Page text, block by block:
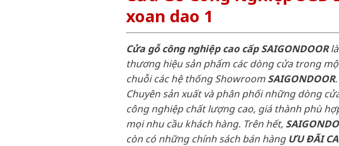
xoan dao 1
Cửa gỗ công nghiệp cao cấp SAIGONDOORlà
thương hiệu sản phẩm các dòng cửa trong
chuỗi các hệ thống ShowroomSAIGONDOOR.
Chuyên sản xuất và phân phối những dòng
công nghiệp chất lượng cao, giá thành phù
mọi nhu cầu khách hàng. Trên hết,
còn có những chính sách bán hàng ƯU ĐÃI